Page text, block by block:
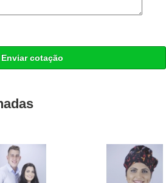
Enviar cotação